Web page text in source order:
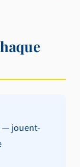
— jouent-